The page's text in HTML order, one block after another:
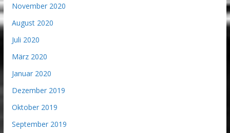
November 2020
August 2020
Juli 2020
März 2020
Januar 2020
Dezember 2019
Oktober 2019
September 2019